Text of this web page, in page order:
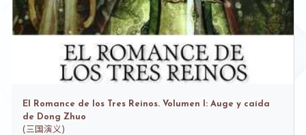
El Romance de los Tres Reinos. Volumen I: Auge y caída
de Dong Zhuo
( 三国演义)